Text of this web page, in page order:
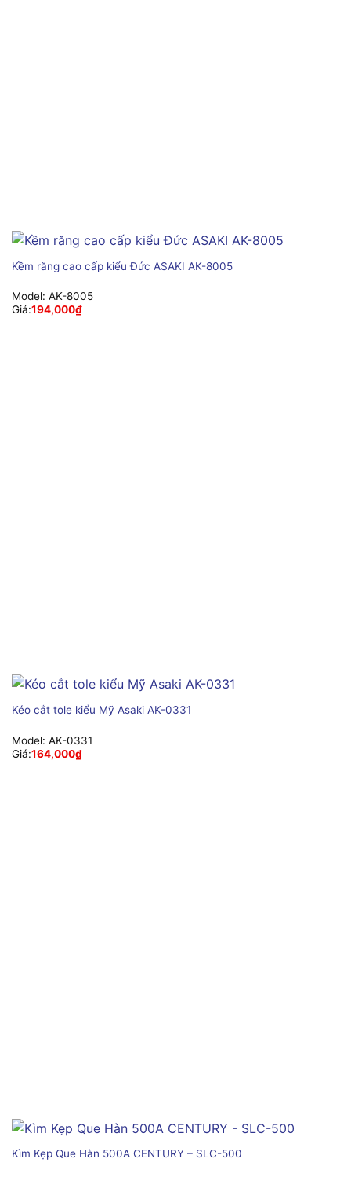
Kềm răng cao cấp kiểu Đức ASAKI AK-8005
Model: AK-8005
Giá:194,000₫
Kéo cắt tole kiểu Mỹ Asaki AK-0331
Model: AK-0331
Giá:164,000₫
Kìm Kẹp Que Hàn 500A CENTURY – SLC-500